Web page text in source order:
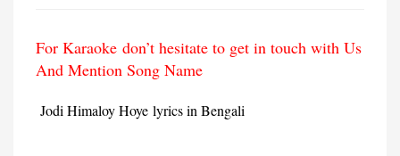
For Karaoke don’t hesitate to get in touch with Us
And Mention Song Name
Jodi Himaloy Hoye lyrics in Bengali